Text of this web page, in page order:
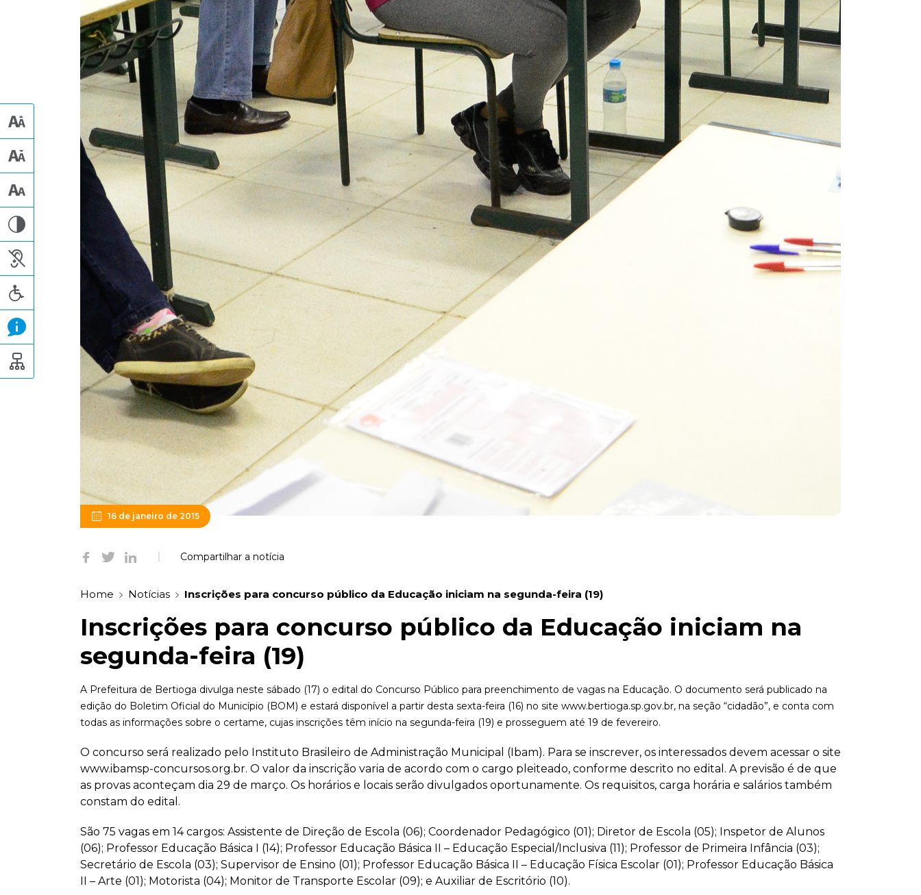
16 de janeiro de 2015
Compartilhar a notícia
Home Notícias Inscrições para concurso público da Educação iniciam na segunda-feira (19)
Inscrições para concurso público da Educação iniciam na
segunda-feira (19)
A Prefeitura de Bertioga divulga neste sábado (17) o edital do Concurso Público para preenchimento de vagas na Educação. O documento será publicado na
edição do Boletim Oficial do Município (BOM) e estará disponível a partir desta sexta-feira (16) no site www.bertioga.sp.gov.br, na seção “cidadão”, e conta com
todas as informações sobre o certame, cujas inscrições têm início na segunda-feira (19) e prosseguem até 19 de fevereiro.
O concurso será realizado pelo Instituto Brasileiro de Administração Municipal (Ibam). Para se inscrever, os interessados devem acessar o site
www.ibamsp-concursos.org.br. O valor da inscrição varia de acordo com o cargo pleiteado, conforme descrito no edital. A previsão é de que
as provas aconteçam dia 29 de março. Os horários e locais serão divulgados oportunamente. Os requisitos, carga horária e salários também
constam do edital.
São 75 vagas em 14 cargos: Assistente de Direção de Escola (06); Coordenador Pedagógico (01); Diretor de Escola (05); Inspetor de Alunos
(06); Professor Educação Básica I (14); Professor Educação Básica II – Educação Especial/Inclusiva (11); Professor de Primeira Infância (03);
Secretário de Escola (03); Supervisor de Ensino (01); Professor Educação Básica II – Educação Física Escolar (01); Professor Educação Básica
II – Arte (01); Motorista (04); Monitor de Transporte Escolar (09); e Auxiliar de Escritório (10).